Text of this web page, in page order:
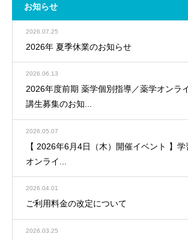
お知らせ
2026.07.25
2026年 夏季休業のお知らせ
2026.06.13
2026年度前期 薬学個別指導／薬学オンラ
講生募集のお知...
2026.05.07
【 2026年6月4日（木）開催イベント 】学
オンライ...
2026.04.01
ご利用料金の改定について
2026.03.25